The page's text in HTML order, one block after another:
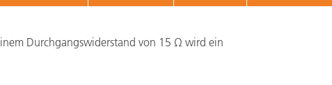
Durchgangswiderstand von 15 Ω wird ein